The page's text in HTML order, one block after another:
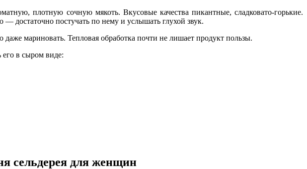
плотную сочную мякоть. Вкусовые качества пикантные, сладковато-горькие.
достаточно постучать по нему и услышать глухой звук.
мариновать. Тепловая обработка почти не лишает продукт пользы.
его в сыром виде:
сельдерея для женщин